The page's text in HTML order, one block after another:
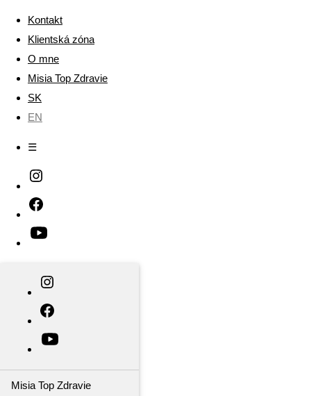
Kontakt
Klientská zóna
O mne
Misia Top Zdravie
SK
EN
☰
Misia Top Zdravie